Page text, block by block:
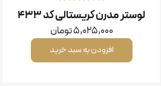
لوستر مدرن کریستالی کد ۴۳۳
5,025,000تومان
افزودن به سبد خرید